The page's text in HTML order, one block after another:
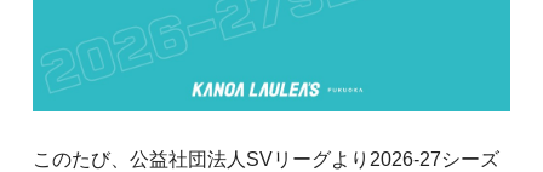
このたび、公益社団法人SVリーグより2026-27シーズ